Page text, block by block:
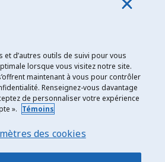
Canada
et d’autres outils de suivi pour vous
lorsque vous visitez notre site.
maintenant à vous pour contrôler
Renseignez-vous davantage
de personnaliser votre expérience
». Témoins
des cookies